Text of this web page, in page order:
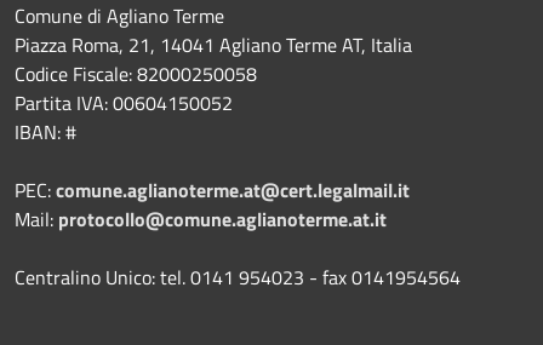
Comune di Agliano Terme
Piazza Roma, 21, 14041 Agliano Terme AT, Italia
Codice Fiscale: 82000250058
Partita IVA: 00604150052
IBAN: #
PEC:comune.aglianoterme.at@cert.legalmail.it
Mail: protocollo@comune.aglianoterme.at.it
Centralino Unico: tel. 0141 954023 - fax 0141954564